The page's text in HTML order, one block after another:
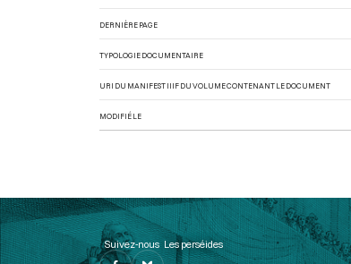
DERNIÈRE PAGE
TYPOLOGIE DOCUMENTAIRE
URI DU MANIFEST IIIF DU VOLUME CONTENANT LE DOCUMENT
MODIFIÉ LE
Suivez-nous Les perséides